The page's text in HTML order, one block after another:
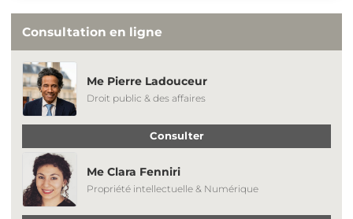
Consultation en ligne
Me Pierre Ladouceur
Droit public & des affaires
Consulter
Me Clara Fenniri
Propriété intellectuelle & Numérique